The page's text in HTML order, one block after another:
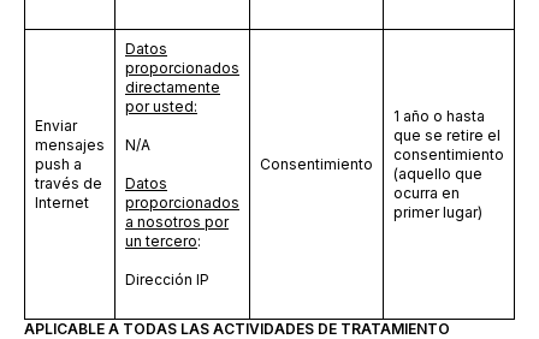
Enviar
mensajes
push a
través de
Internet
Datos
proporcionados
directamente
por usted:
N/A
Datos
proporcionados
a nosotros por
un tercero:
Dirección IP
Consentimiento
1 año o hasta
que se retire el
consentimiento
(aquello que
ocurra en
primer lugar)
APLICABLE A TODAS LAS ACTIVIDADES DE TRATAMIENTO